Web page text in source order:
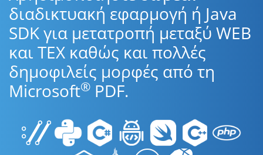
διαδικτυακή εφαρμογή ή Java
SDK για μετατροπή μεταξύ WEB
και TEX καθώς και πολλές
δημοφιλείς μορφές από τη
Microsoft® PDF.